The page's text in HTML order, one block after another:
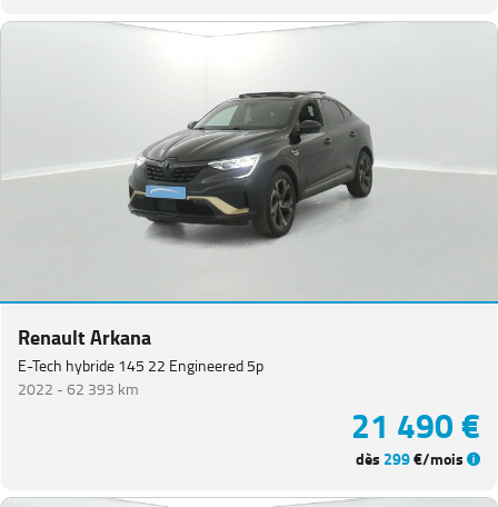
Renault Arkana
E-Tech hybride 145 22 Engineered 5p
2022 -62 393 km
21 490 €
dès 299€/mois